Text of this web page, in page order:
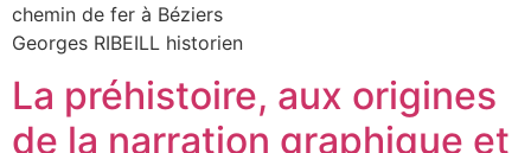
chemin de fer à Béziers
Georges RIBEILL historien
La préhistoire, aux origines
de la narration graphique et